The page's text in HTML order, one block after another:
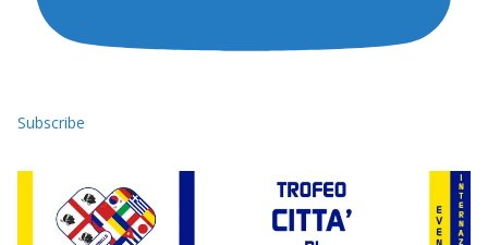
Subscribe